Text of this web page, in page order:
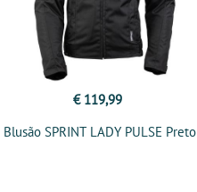
€ 119,99
Blusão SPRINT LADY PULSE Preto